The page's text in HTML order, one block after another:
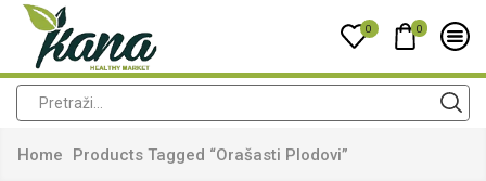
0 0
Home Products Tagged “orašasti Plodovi”